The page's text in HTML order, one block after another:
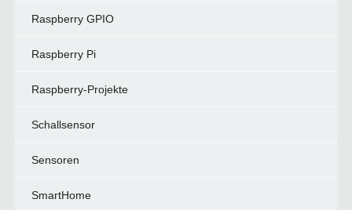
Raspberry GPIO
Raspberry Pi
Raspberry-Projekte
Schallsensor
Sensoren
SmartHome